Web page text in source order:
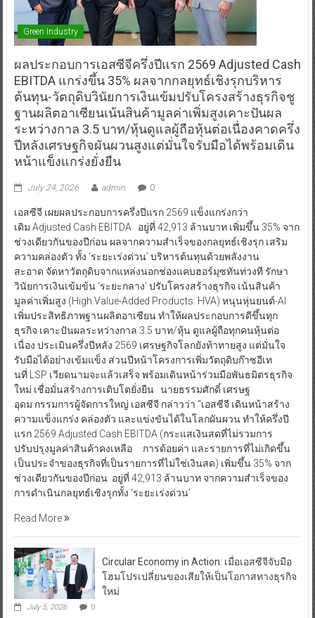
Green Industry
ผลประกอบการเอสซีจีครึ่งปีแรก 2569 Adjusted Cash
EBITDA แกร่งขึ้น 35% ผลจากกลยุทธ์เชิงรุกบริหาร
ต้นทุน-วัตถุดิบวินัยการเงินเข้มปรับโครงสร้างธุรกิจชู
ฐานผลิตอาเซียนเน้นสินค้ามูลค่าเพิ่มสูงเคาะปันผล
ระหว่างกาล 3.5 บาท/หุ้นดูแลผู้ถือหุ้นต่อเนื่องคาดครึ่ง
ปีหลังเศรษฐกิจผันผวนสูงแต่มั่นใจรับมือได้พร้อมเดิน
หน้าแข็งแกร่งยั่งยืน
July 24, 2026 admin 0
เอสซีจี เผยผลประกอบการครึ่งปีแรก 2569 แข็งแกร่งกว่า
เดิม Adjusted Cash EBITDA อยู่ที่ 42,913 ล้านบาท เพิ่มขึ้น 35% จาก
ช่วงเดียวกันของปีก่อน ผลจากความสำเร็จของกลยุทธ์เชิงรุก เสริม
ความคล่องตัว ทั้ง ‘ระยะเร่งด่วน’ บริหารต้นทุนด้วยพลังงาน
สะอาด จัดหาวัตถุดิบจากแหล่งนอกช่องแคบฮอร์มุซทันท่วงที รักษา
วินัยการเงินเข้มข้น ‘ระยะกลาง’ ปรับโครงสร้างธุรกิจ เน้นสินค้า
มูลค่าเพิ่มสูง (High Value-Added Products: HVA) หนุนหุ่นยนต์-AI
เพิ่มประสิทธิภาพฐานผลิตอาเซียน ทำให้ผลประกอบการดีขึ้นทุก
ธุรกิจ เคาะปันผลระหว่างกาล 3.5 บาท/หุ้น ดูแลผู้ถือทุกคนหุ้นต่อ
เนื่อง ประเมินครึ่งปีหลัง 2569 เศรษฐกิจโลกยังท้าทายสูง แต่มั่นใจ
รับมือได้อย่างเข้มแข็ง ส่วนปีหน้าโครงการเพิ่มวัตถุดิบก๊าซอีเท
นที่ LSP เวียดนามจะแล้วเสร็จ พร้อมเดินหน้าร่วมมือพันธมิตรธุรกิจ
ใหม่ เชื่อมั่นสร้างการเติบโตยั่งยืน นายธรรมศักดิ์ เศรษฐ
อุดม กรรมการผู้จัดการใหญ่ เอสซีจี กล่าวว่า “เอสซีจี เดินหน้าสร้าง
ความแข็งแกร่ง คล่องตัว และแข่งขันได้ในโลกผันผวน ทำให้ครึ่งปี
แรก 2569 Adjusted Cash EBITDA (กระแสเงินสดที่ไม่รวมการ
ปรับปรุงมูลค่าสินค้าคงเหลือ การด้อยค่า และรายการที่ไม่เกิดขึ้น
เป็นประจำของธุรกิจที่เป็นรายการที่ไม่ใช่เงินสด) เพิ่มขึ้น 35% จาก
ช่วงเดียวกันของปีก่อน อยู่ที่ 42,913 ล้านบาท จากความสำเร็จของ
การดำเนินกลยุทธ์เชิงรุกทั้ง ‘ระยะเร่งด่วน’
Read More
Circular Economy in Action: เมื่อเอสซีจีจับมือ
โฮมโปรเปลี่ยนของเสียให้เป็นโอกาสทางธุรกิจ
ใหม่
July 5, 2026 0